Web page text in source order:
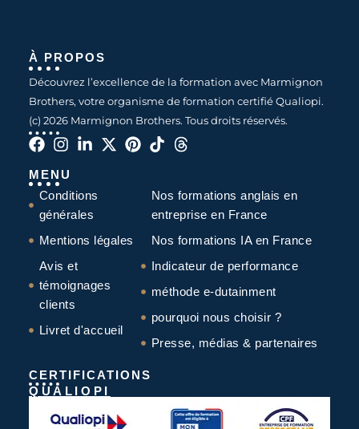
À PROPOS
Découvrez l’excellence de la formation avec Marmignon
Brothers, votre organisme de formation certifié Qualiopi.
(c) 2026 Marmignon Brothers. Tous droits réservés.
MENU
Conditions
générales
Mentions légales
Avis et
témoignages
clients
Livret d'accueil
Nos formations anglais en
entreprise en France
Nos formations IA en France
Indicateur de performance
méthode e-dutainment
pourquoi nous choisir ?
Presse, médias & partenaires
CERTIFICATIONS
QUALIOPI